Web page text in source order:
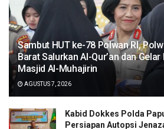
Sambut HUT ke-78 Polwan RI,
Barat Salurkan Al-Qur’an dan
Masjid Al-Muhajirin
AGUSTUS 7, 2026
Kabid Dokkes Polda
Persiapan Autopsi